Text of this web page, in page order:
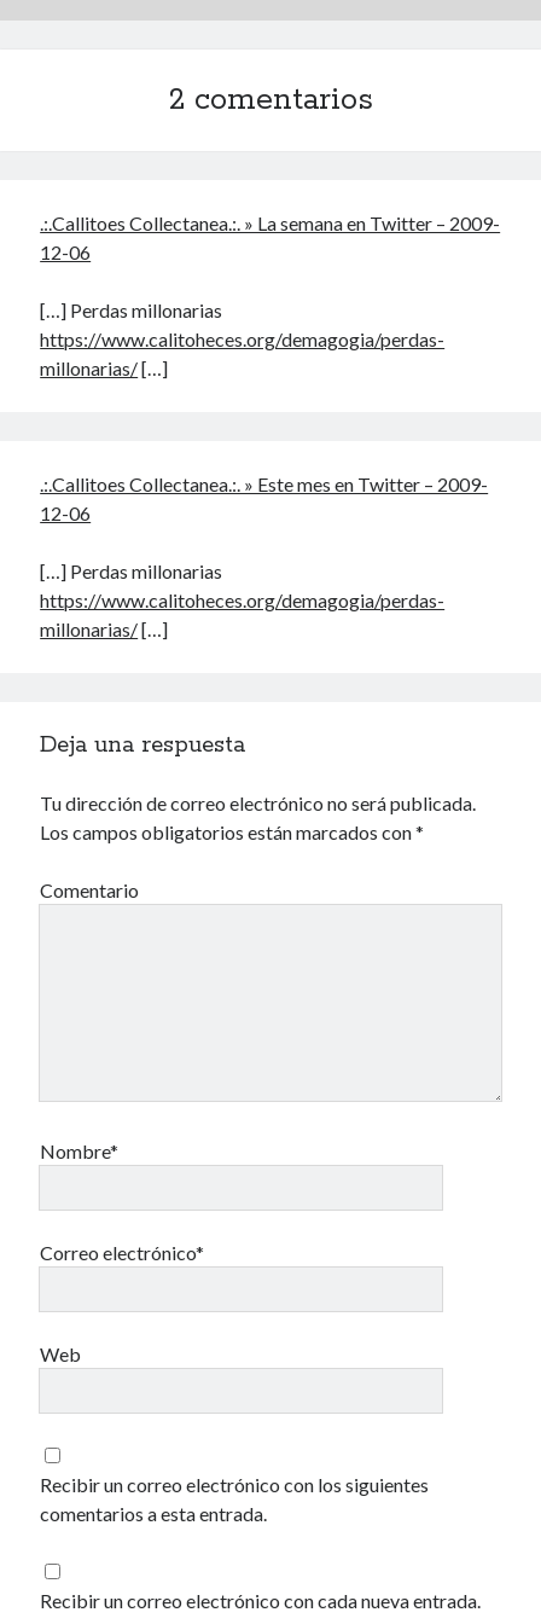
Archivos
Blue Jay Way
Don Nadie
El hombre que comía diccionarios
Furia
Korochi Industries
Microbis
Patada al diccionario
40 des astres
IBSN: Número de serie de blogs de Internet
2 comentarios
.:.Callitoes Collectanea.:. » La semana en Twitter – 2009-
12-06
[…] Perdas millonarias
https://www.calitoheces.org/demagogia/perdas-
millonarias/[…]
.:.Callitoes Collectanea.:. » Este mes en Twitter – 2009-
12-06
[…] Perdas millonarias
https://www.calitoheces.org/demagogia/perdas-
millonarias/[…]
Deja una respuesta
Tu dirección de correo electrónico no será publicada.
Los campos obligatorios están marcados con*
Comentario
Nombre*
Correo electrónico*
Web
Recibir un correo electrónico con los siguientes
comentarios a esta entrada.
Recibir un correo electrónico con cada nueva entrada.